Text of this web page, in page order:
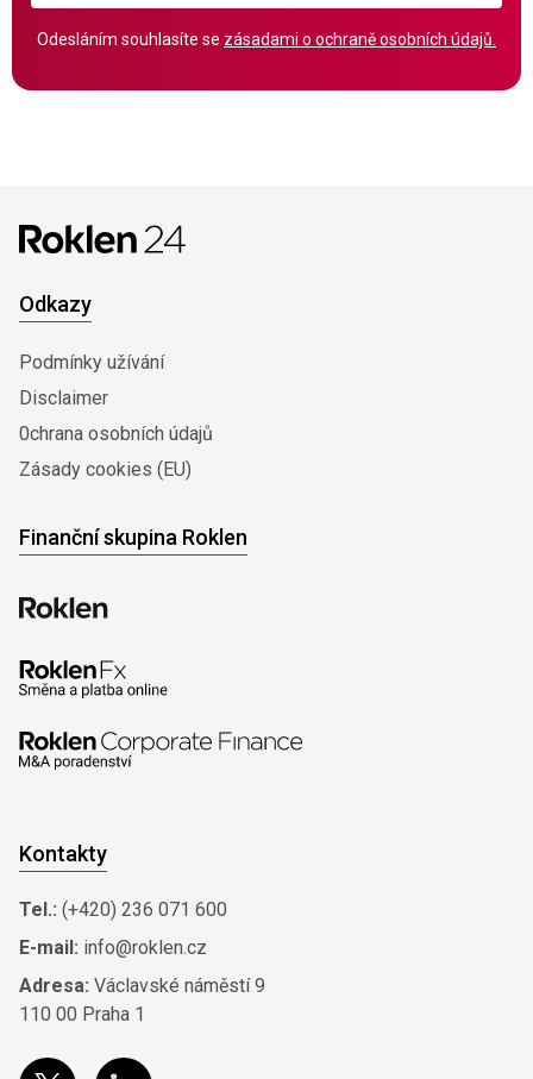
Odesláním souhlasíte se zásadami o ochraně osobních údajů.
Odkazy
Podmínky užívání
Disclaimer
0chrana osobních údajů
Zásady cookies (EU)
Finanční skupina Roklen
Kontakty
Tel.: (+420) 236 071 600
E-mail: info@roklen.cz
Adresa: Václavské náměstí 9
110 00 Praha 1